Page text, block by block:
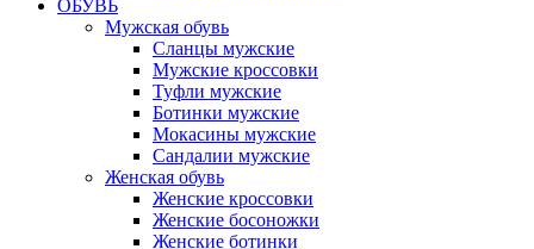
ОБУВЬ
Мужская обувь
Сланцы мужские
Мужские кроссовки
Туфли мужские
Ботинки мужские
Мокасины мужские
Сандалии мужские
Женская обувь
Женские кроссовки
Женские босоножки
Женские ботинки